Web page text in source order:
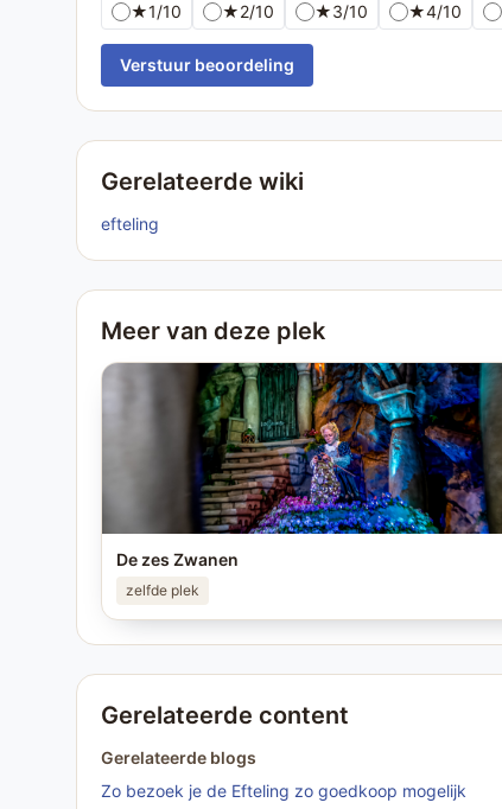
★1/10 ★2/10 ★3/10 ★4/10
Verstuur beoordeling
Gerelateerde wiki
efteling
Meer van deze plek
De zes Zwanen
zelfde plek
Gerelateerde content
Gerelateerde blogs
Zo bezoek je de Efteling zo goedkoop mogelijk